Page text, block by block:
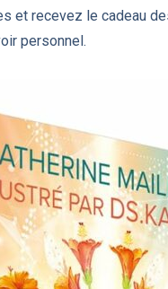
et recevez le cadeau
personnel.